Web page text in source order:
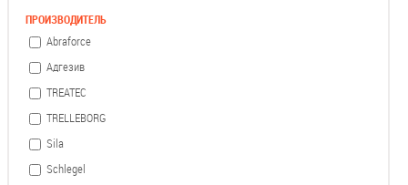
ПРОИЗВОДИТЕЛЬ
Abraforce
Адгезив
TREATEC
TRELLEBORG
Sila
Schlegel